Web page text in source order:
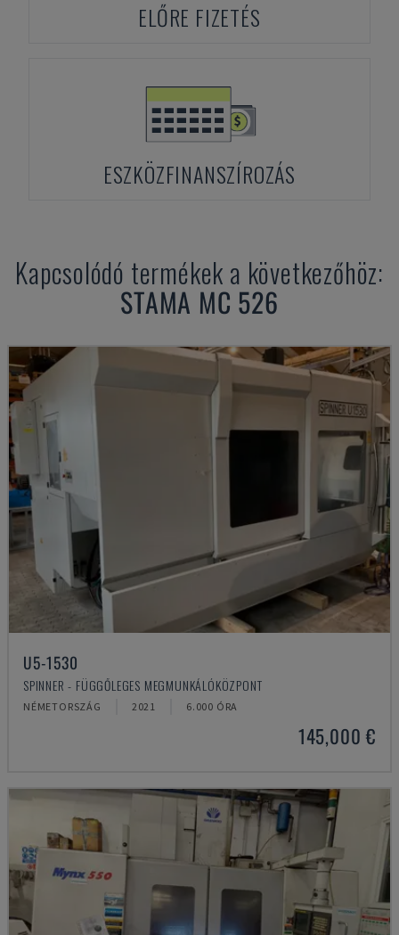
ELŐRE FIZETÉS
ESZKÖZFINANSZÍROZÁS
Kapcsolódó termékek a következőhöz:
STAMA MC 526
U5-1530
SPINNER - FÜGGŐLEGES MEGMUNKÁLÓKÖZPONT
NÉMETORSZÁG 2021 6.000 ÓRA
145,000 €